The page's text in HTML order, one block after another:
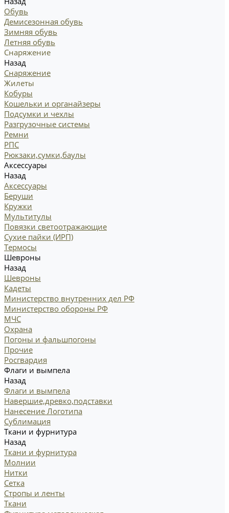
Обувь
Демисезонная обувь
Зимняя обувь
Летняя обувь
Снаряжение
Назад
Снаряжение
Жилеты
Кобуры
Кошельки и органайзеры
Подсумки и чехлы
Разгрузочные системы
Ремни
РПС
Рюкзаки,сумки,баулы
Аксессуары
Назад
Аксессуары
Беруши
Кружки
Мультитулы
Повязки светоотражающие
Сухие пайки (ИРП)
Термосы
Шевроны
Назад
Шевроны
Кадеты
Министерство внутренних дел РФ
Министерство обороны РФ
МЧС
Охрана
Погоны и фальшпогоны
Прочие
Росгвардия
Флаги и вымпела
Назад
Флаги и вымпела
Навершие,древко,подставки
Нанесение Логотипа
Сублимация
Ткани и фурнитура
Назад
Ткани и фурнитура
Молнии
Нитки
Сетка
Стропы и ленты
Ткани